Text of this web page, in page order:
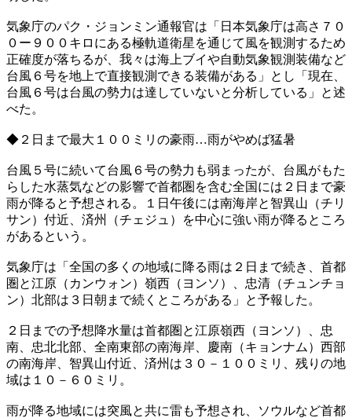
気象庁のパク・ジョンミン通報官は「日本気象庁は高さ７０
０ー９００キロにある極軌道衛星を通じて風を観測するため
正確度が落ちるが、我々は海上ブイや自動気象観測装備など
台風６号を地上で直接観測できる装備がある」とし「現在、
台風６号は台風の勢力は達していないと分析している」と述
べた。
◆２日まで最大１００ミリの豪雨…雨がやめば猛暑
台風５号に続いて台風６号の勢力も弱まったが、台風がもた
らした水蒸気などの影響で首都圏を含む全国には２日まで豪
雨が降ると予想される。１日午後には南海岸と智異山（チリ
サン）付近、済州（チェジュ）を中心に強い雨が降るところ
があるという。
気象庁は「全国の多くの地域に降る雨は２日まで続き、首都
圏と江原（カンウォン）嶺西（ヨンソ）、忠清（チュンチョ
ン）北部は３日朝まで続くところがある」と予報した。
２日までの予想降水量は首都圏と江原嶺西（ヨンソ）、忠
南、忠北北部、全南東部の南海岸、慶南（キョンナム）西部
の南海岸、智異山付近、済州は３０－１００ミリ、残りの地
域は１０－６０ミリ。
雨が降る地域には突風と共に雷も予想され、ソウルなど首都